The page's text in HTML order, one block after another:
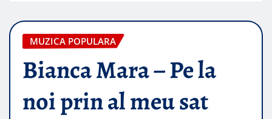
MUZICA POPULARA
Bianca Mara – Pe la
noi prin al meu sat